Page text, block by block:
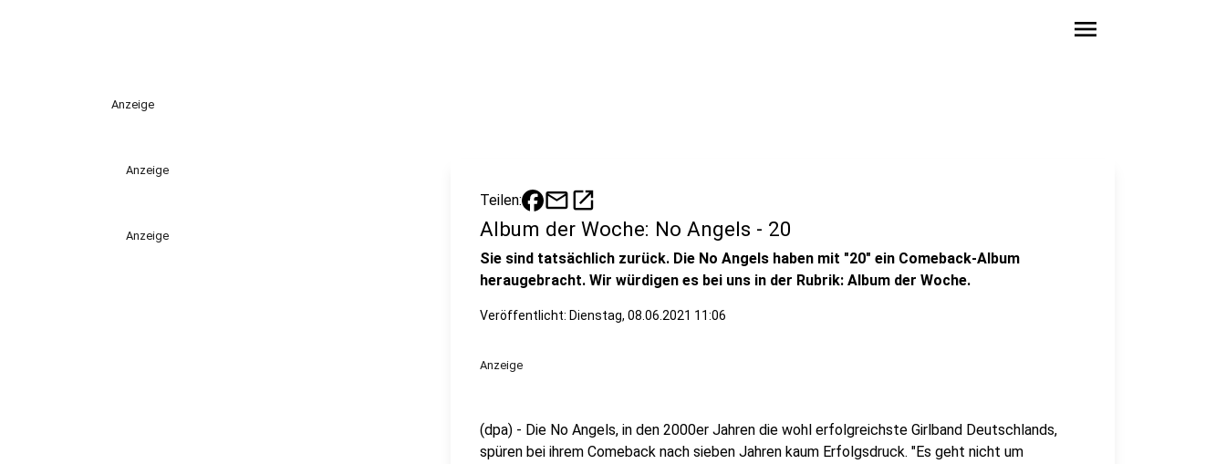
menu
Anzeige
Anzeige
Anzeige
Teilen: mailopen_in_new
Album der Woche: No Angels - 20
Sie sind tatsächlich zurück. Die No Angels haben mit "20" ein Comeback-Album
heraugebracht. Wir würdigen es bei uns in der Rubrik: Album der Woche.
Veröffentlicht: Dienstag, 08.06.2021 11:06
Anzeige
(dpa) - Die No Angels, in den 2000er Jahren die wohl erfolgreichste Girlband Deutschlands,
spüren bei ihrem Comeback nach sieben Jahren kaum Erfolgsdruck. "Es geht nicht um